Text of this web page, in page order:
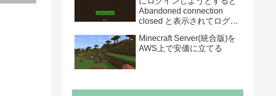
Abandoned connection
closed と表示されてログイ
Minecraft Server(統合版)を
AWS上で安価に立てる